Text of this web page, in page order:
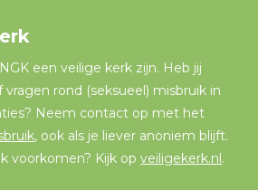
een veilige kerk zijn. Heb jij
rond (seksueel) misbruik in
Neem contact op met het
, ook als je liever anoniem blijft.
voorkomen? Kijk opveiligekerk.nl.